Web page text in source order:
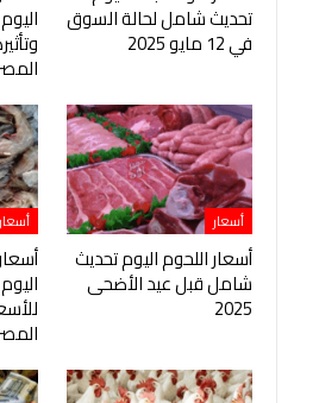
تحديث شامل لحالة السوق
في 12 مايو 2025
أسعار
أسعار اللحوم اليوم تحديث
شامل قبل عيد الأضحى
2025
أسعار